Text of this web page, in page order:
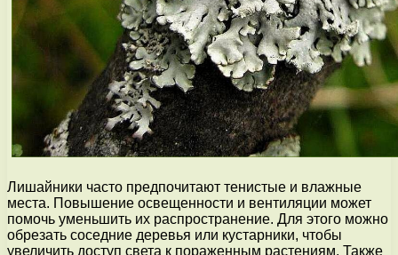
Лишайники часто предпочитают тенистые и влажные
места. Повышение освещенности и вентиляции может
помочь уменьшить их распространение. Для этого можно
обрезать соседние деревья или кустарники, чтобы
увеличить доступ света к пораженным растениям. Также